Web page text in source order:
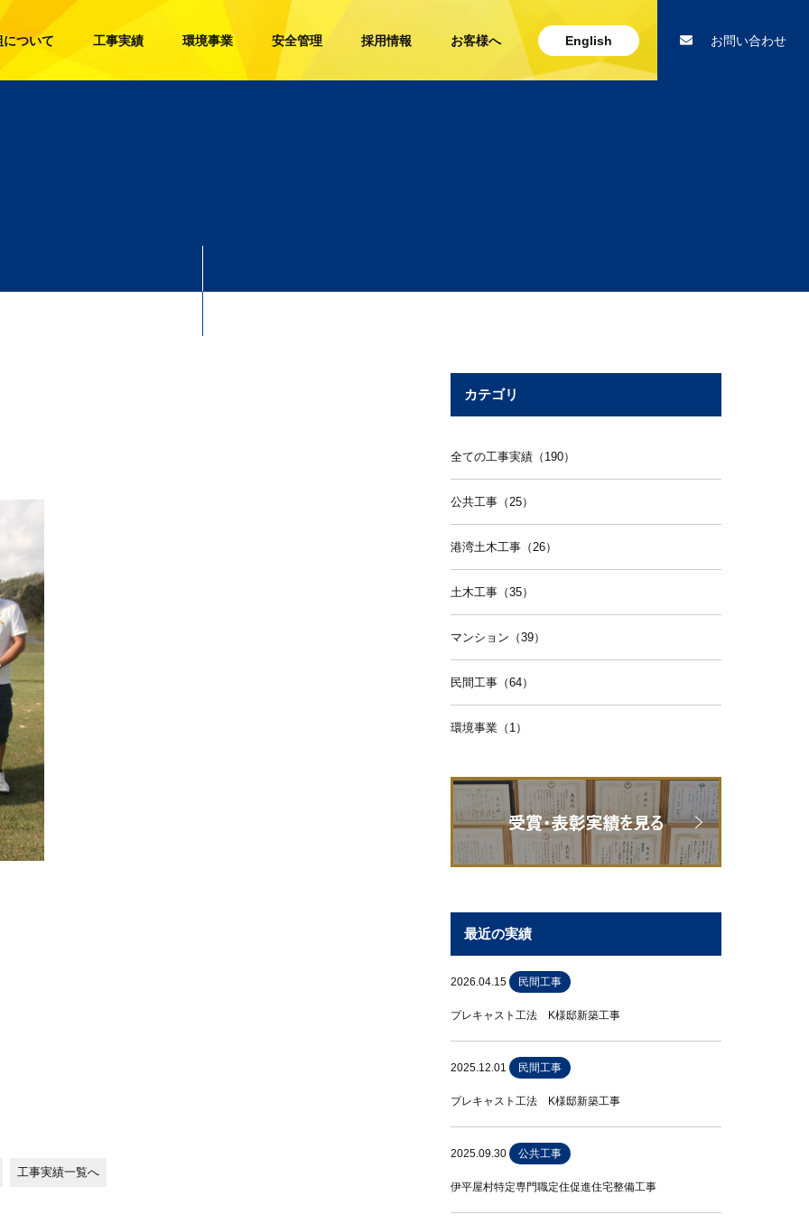
ついて 工事実績 環境事業 安全管理 採用情報 お客様へ English お問い合わせ
工事実績一覧へ
カテゴリ
全ての工事実績（190）
公共工事（25）
港湾土木工事（26）
土木工事（35）
マンション（39）
民間工事（64）
環境事業（1）
最近の実績
2026.04.15 民間工事
プレキャスト工法 K様邸新築工事
2025.12.01 民間工事
プレキャスト工法 K様邸新築工事
2025.09.30 公共工事
伊平屋村特定専門職定住促進住宅整備工事